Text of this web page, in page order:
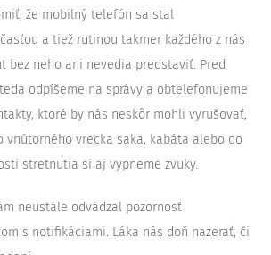
že mobilný telefón sa stal
a tiež rutinou takmer každého z nás
bez neho ani nevedia predstaviť. Pred
odpíšeme na správy a obtelefonujeme
ktoré by nás neskôr mohli vyrušovať,
vnútorného vrecka saka, kabáta alebo do
stretnutia si aj vypneme zvuky.
neustále odvádzal pozornosť
s notifikáciami. Láka nás doň nazerať, či